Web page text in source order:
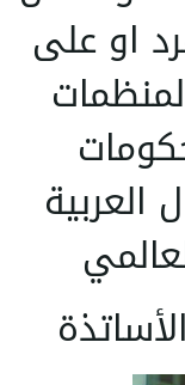
او على
العربية